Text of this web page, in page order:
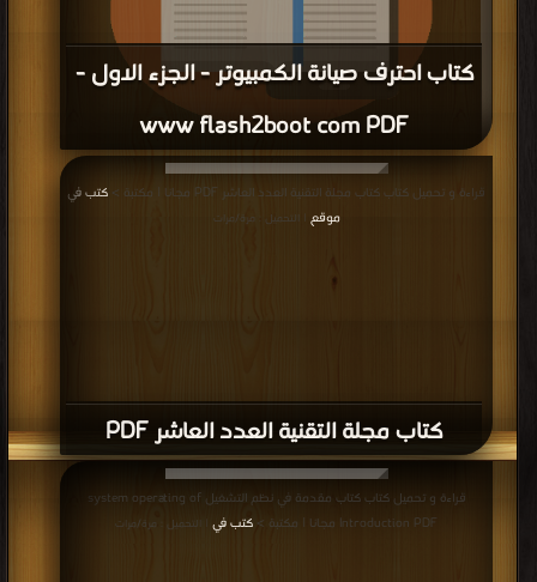
كتاب نظم التشغيل (محاضرات الجزء2) علوم
+ تقانة PDF
قراءة و تحميل كتاب كتاب نظم التشغيل (محاضرات الجزء2) علوم + تقانة PDF مجانا |
مكتبة > كتب في اكبر موقع| التحميل : مرة/مرات
إعلانات: